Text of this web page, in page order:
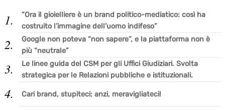
“Ora il gioielliere è un brand politico-mediatico: così ha
costruito l’immagine dell’uomo indifeso”
Google non poteva “non sapere”, e la piattaforma non è
più “neutrale”
Le linee guida del CSM per gli Uffici Giudiziari. Svolta
strategica per le Relazioni pubbliche e istituzionali.
Cari brand, stupiteci; anzi, meravigliateci!